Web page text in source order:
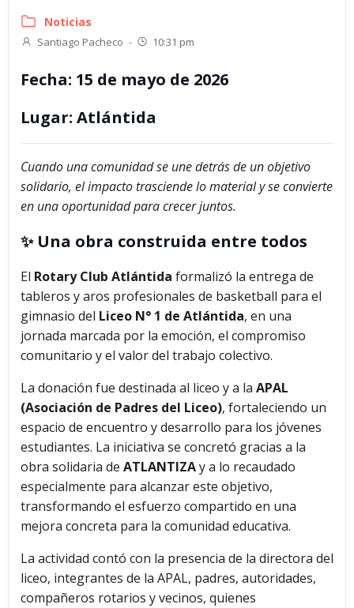
Noticias
Santiago Pacheco - 10:31 pm
Fecha: 15 de mayo de 2026
Lugar: Atlántida
Cuando una comunidad se une detrás de un objetivo
solidario, el impacto trasciende lo material y se convierte
en una oportunidad para crecer juntos.
✨ Una obra construida entre todos
El Rotary Club Atlántida formalizó la entrega de
tableros y aros profesionales de basketball para el
gimnasio del Liceo N° 1 de Atlántida, en una
jornada marcada por la emoción, el compromiso
comunitario y el valor del trabajo colectivo.
La donación fue destinada al liceo y a la APAL
(Asociación de Padres del Liceo), fortaleciendo un
espacio de encuentro y desarrollo para los jóvenes
estudiantes. La iniciativa se concretó gracias a la
obra solidaria de ATLANTIZAy a lo recaudado
especialmente para alcanzar este objetivo,
transformando el esfuerzo compartido en una
mejora concreta para la comunidad educativa.
La actividad contó con la presencia de la directora del
liceo, integrantes de la APAL, padres, autoridades,
compañeros rotarios y vecinos, quienes